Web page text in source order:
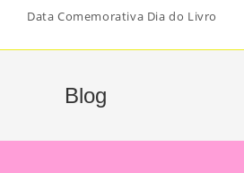
Data Comemorativa Dia do Livro
Blog